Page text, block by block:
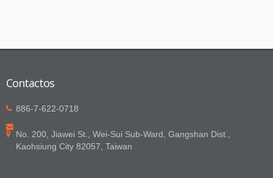
Contactos
886-7-622-0718
No. 200, Jiawei St., Wei-Sui Sub-Ward, Gangshan Dist.,
Kaohsiung City 82057, Taiwan